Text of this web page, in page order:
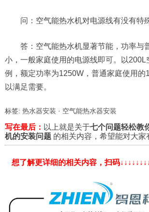
问：空气能热水机对电源线有没有特
答：空气能热水机显著节能，功率与
小，一般家庭使用的电源线即可。以200L
例，额定功率为1250W，普通家庭使用的
以满足需要。
标签: 热水器安装 · 空气能热水器安装
写在最后： 以上就是关于七个问题轻松教
机的安装问题 的相关内容，希望能对大家
想了解更详细的相关内容，扫码